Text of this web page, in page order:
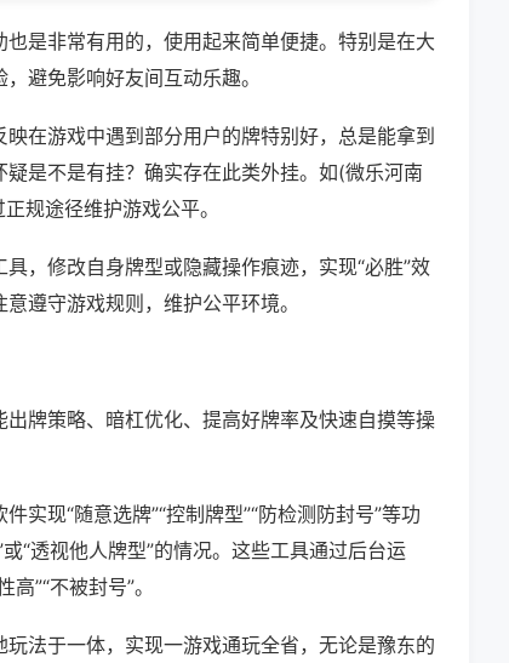
是非常有用的，使用起来简单便捷。特别是在大
避免影响好友间互动乐趣。
在游戏中遇到部分用户的牌特别好，总是能拿到
是不是有挂？确实存在此类外挂。如(微乐河南
规途径维护游戏公平。
，修改自身牌型或隐藏操作痕迹，实现“必胜”效
遵守游戏规则，维护公平环境。
牌策略、暗杠优化、提高好牌率及快速自摸等操
实现“随意选牌”“控制牌型”“防检测防封号”等功
“透视他人牌型”的情况。这些工具通过后台运
”“不被封号”。
法于一体，实现一游戏通玩全省，无论是豫东的